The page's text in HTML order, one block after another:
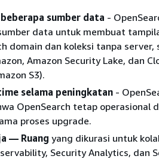
sumber data -
data untuk membuat
domain dan koleksi tanpa
Amazon Security Lake, dan
S3).
selama peningkatan -
OpenSearch tetap operasional
proses upgrade.
— Ruang yang dikurasi untuk
Security Analytics, dan